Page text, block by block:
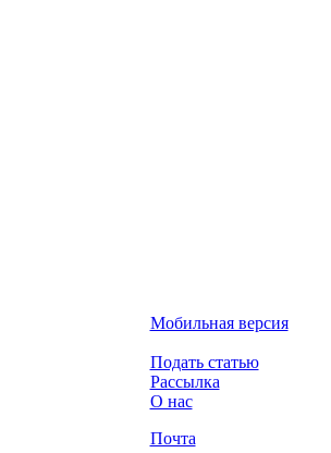
Мобильная версия
Подать статью
Рассылка
О нас
Почта